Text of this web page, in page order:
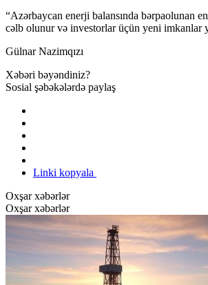
“Azərbaycan enerji balansında bərpaolunan
cəlb olunur və investorlar üçün yeni imkanlar
Gülnar Nazimqızı
Xəbəri bəyəndiniz?
Sosial şəbəkələrdə paylaş
Linki kopyala
Oxşar xəbərlər
Oxşar xəbərlər